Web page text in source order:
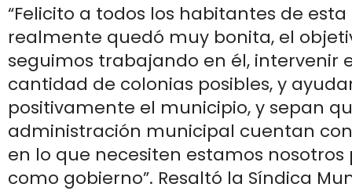
“Felicito a todos los habitantes de
realmente quedó muy bonita, el
seguimos trabajando en él, intervenir
cantidad de colonias posibles, y
positivamente el municipio, y sepan
administración municipal cuentan
en lo que necesiten estamos nosotros
como gobierno”. Resaltó la Síndica